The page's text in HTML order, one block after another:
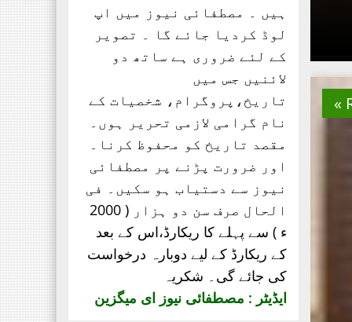
ہیں ۔ مصطفائی نیوز میں اپ
لوڈ کردیا جائے گا ۔ تصویر
کے لئے ضروری ہے ساتھ دو
لائنیں جس میں
تاریخ،پروگرام، شخصیات کے
نام گرامی لازمی تحریر ہوں۔
مقصد تاریخ کو محفوظ کرنا۔
اور ضرورت پڑنے پر مصطفائی
نیوز سے دستیاب ہو سکیں۔ فی
الحال صرف
سن دو ہزار ( 2000
ء ) سے پہلے کا ریکارڈ،اس کے بعد
کے ریکارڈ کے لیے دوبارہ درخواست
کی جائے گی۔ شکریہ
ایڈیٹر : مصطفائی نیوز ای میگزین